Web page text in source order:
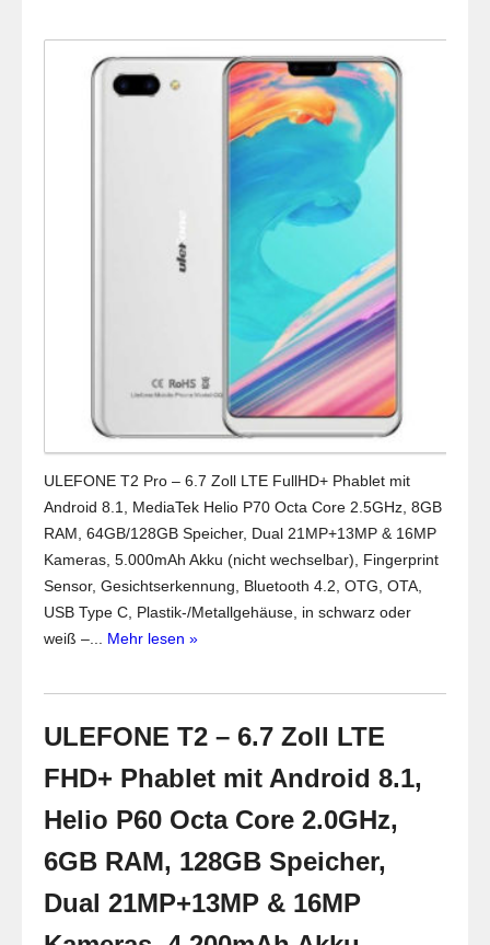
ULEFONE T2 Pro – 6.7 Zoll LTE FullHD+ Phablet mit
Android 8.1, MediaTek Helio P70 Octa Core 2.5GHz, 8GB
RAM, 64GB/128GB Speicher, Dual 21MP+13MP & 16MP
Kameras, 5.000mAh Akku (nicht wechselbar), Fingerprint
Sensor, Gesichtserkennung, Bluetooth 4.2, OTG, OTA,
USB Type C, Plastik-/Metallgehäuse, in schwarz oder
weiß –... Mehr lesen »
ULEFONE T2 – 6.7 Zoll LTE
FHD+ Phablet mit Android 8.1,
Helio P60 Octa Core 2.0GHz,
6GB RAM, 128GB Speicher,
Dual 21MP+13MP & 16MP